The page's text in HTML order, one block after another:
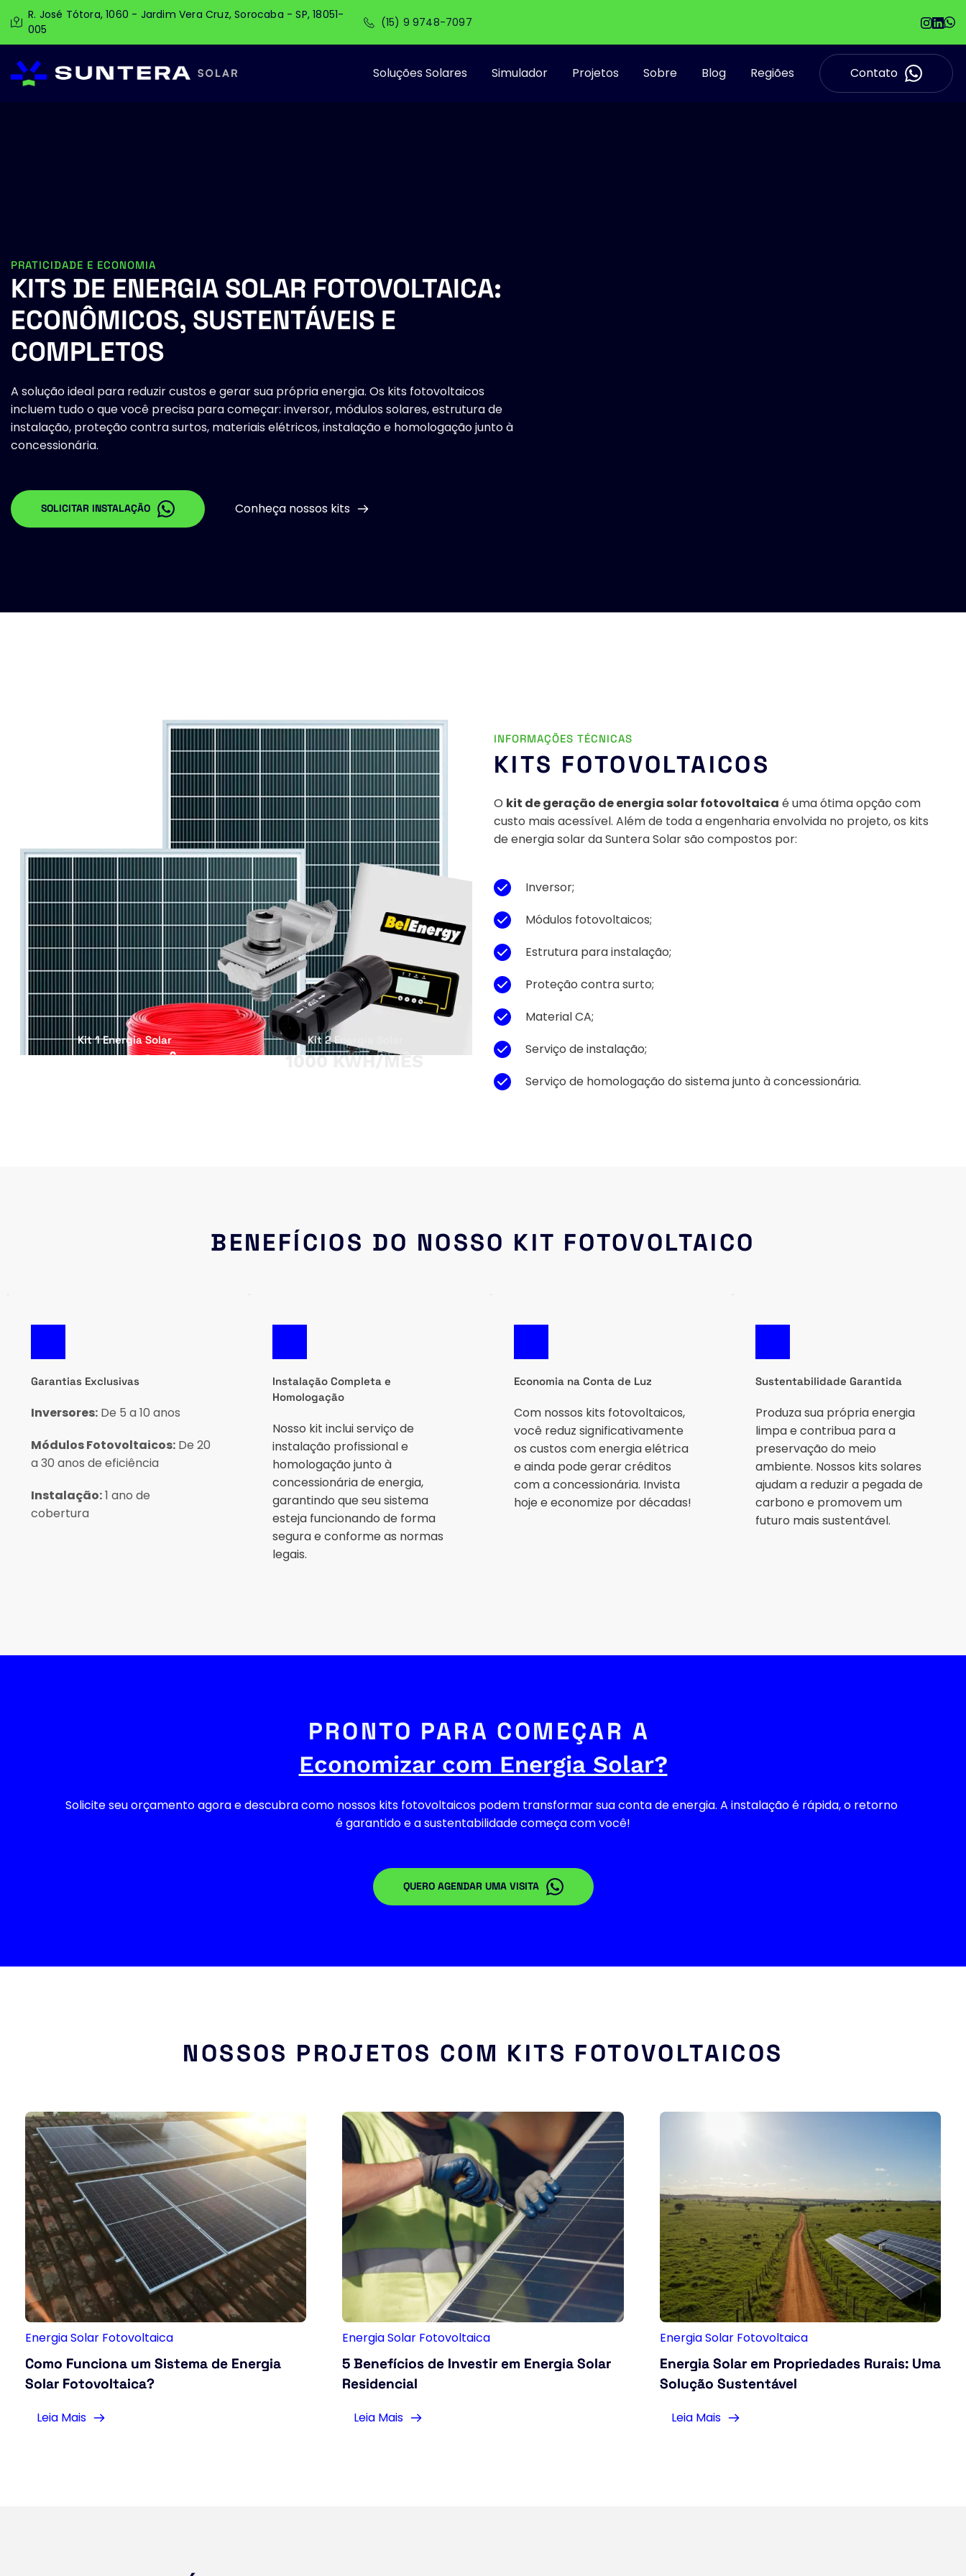
R. José Tótora, 1060 - Jardim Vera Cruz, Sorocaba - SP, 18051-
005
(15) 9 9748-7097
Soluções Solares Simulador Projetos Sobre Blog Regiões Contato
PRATICIDADE E ECONOMIA
KITS DE ENERGIA SOLAR FOTOVOLTAICA:
ECONÔMICOS, SUSTENTÁVEIS E
COMPLETOS
A solução ideal para reduzir custos e gerar sua própria energia. Os kits fotovoltaicos
incluem tudo o que você precisa para começar: inversor, módulos solares, estrutura de
instalação, proteção contra surtos, materiais elétricos, instalação e homologação junto à
concessionária.
SOLICITAR INSTALAÇÃO Conheça nossos kits
Kit 1 Energia Solar
500 KWH/MÊS
Kit 2 Energia Solar
1000 KWH/MÊS
INFORMAÇÕES TÉCNICAS
KITS FOTOVOLTAICOS
O kit de geração de energia solar fotovoltaica é uma ótima opção com
custo mais acessível. Além de toda a engenharia envolvida no projeto, os kits
de energia solar da Suntera Solar são compostos por:
Inversor;
Módulos fotovoltaicos;
Estrutura para instalação;
Proteção contra surto;
Material CA;
Serviço de instalação;
Serviço de homologação do sistema junto à concessionária.
BENEFÍCIOS DO NOSSO KIT FOTOVOLTAICO
Garantias Exclusivas
Inversores: De 5 a 10 anos
Módulos Fotovoltaicos: De 20
a 30 anos de eficiência
Instalação: 1 ano de
cobertura
Instalação Completa e
Homologação
Nosso kit inclui serviço de
instalação profissional e
homologação junto à
concessionária de energia,
garantindo que seu sistema
esteja funcionando de forma
segura e conforme as normas
legais.
Economia na Conta de Luz
Com nossos kits fotovoltaicos,
você reduz significativamente
os custos com energia elétrica
e ainda pode gerar créditos
com a concessionária. Invista
hoje e economize por décadas!
Sustentabilidade Garantida
Produza sua própria energia
limpa e contribua para a
preservação do meio
ambiente. Nossos kits solares
ajudam a reduzir a pegada de
carbono e promovem um
futuro mais sustentável.
PRONTO PARA COMEÇAR A
Economizar com Energia Solar?
Solicite seu orçamento agora e descubra como nossos kits fotovoltaicos podem transformar sua conta de energia. A instalação é rápida, o retorno
é garantido e a sustentabilidade começa com você!
QUERO AGENDAR UMA VISITA
NOSSOS PROJETOS COM KITS FOTOVOLTAICOS
Energia Solar Fotovoltaica
Como Funciona um Sistema de Energia
Solar Fotovoltaica?
Leia Mais
Energia Solar Fotovoltaica
5 Benefícios de Investir em Energia Solar
Residencial
Leia Mais
Energia Solar Fotovoltaica
Energia Solar em Propriedades Rurais: Uma
Solução Sustentável
Leia Mais